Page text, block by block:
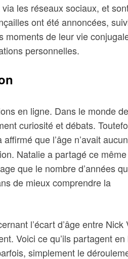
les réseaux sociaux, et
ont été annoncées,
moments de leur vie
personnelles.
en ligne. Dans le monde
curiosité et débats.
affirmé que l’âge n’avait
Natalie a partagé ce
que le nombre d’années
de mieux comprendre la
l’écart d’âge entre Nick
Voici ce qu’ils partagent en
simplement le